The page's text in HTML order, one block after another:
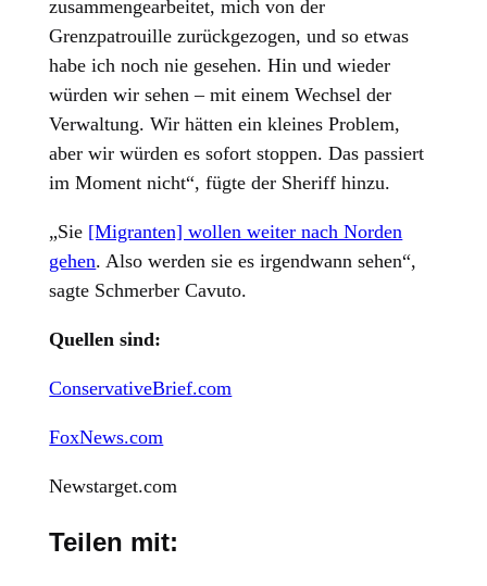
zusammengearbeitet, mich von der
Grenzpatrouille zurückgezogen, und so etwas
habe ich noch nie gesehen. Hin und wieder
würden wir sehen – mit einem Wechsel der
Verwaltung. Wir hätten ein kleines Problem,
aber wir würden es sofort stoppen. Das passiert
im Moment nicht“, fügte der Sheriff hinzu.
„Sie [Migranten] wollen weiter nach Norden
gehen. Also werden sie es irgendwann sehen“,
sagte Schmerber Cavuto.
Quellen sind:
ConservativeBrief.com
FoxNews.com
Newstarget.com
Teilen mit: